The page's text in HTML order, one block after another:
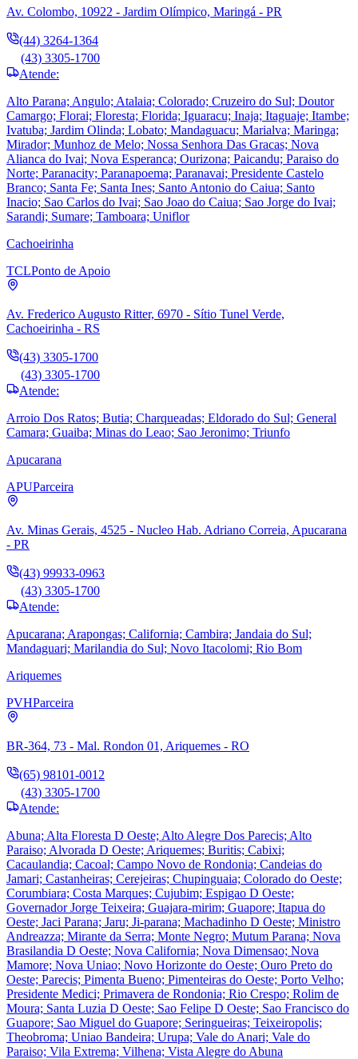
Av. Colombo, 10922 - Jardim Olímpico, Maringá - PR
(44) 3264-1364
(43) 3305-1700
Atende:
Alto Parana; Angulo; Atalaia; Colorado; Cruzeiro do Sul; Doutor
Camargo; Florai; Floresta; Florida; Iguaracu; Inaja; Itaguaje; Itambe;
Ivatuba; Jardim Olinda; Lobato; Mandaguacu; Marialva; Maringa;
Mirador; Munhoz de Melo; Nossa Senhora Das Gracas; Nova
Alianca do Ivai; Nova Esperanca; Ourizona; Paicandu; Paraiso do
Norte; Paranacity; Paranapoema; Paranavai; Presidente Castelo
Branco; Santa Fe; Santa Ines; Santo Antonio do Caiua; Santo
Inacio; Sao Carlos do Ivai; Sao Joao do Caiua; Sao Jorge do Ivai;
Sarandi; Sumare; Tamboara; Uniflor
Cachoeirinha
TCLPonto de Apoio
Av. Frederico Augusto Ritter, 6970 - Sítio Tunel Verde,
Cachoeirinha - RS
(43) 3305-1700
(43) 3305-1700
Atende:
Arroio Dos Ratos; Butia; Charqueadas; Eldorado do Sul; General
Camara; Guaiba; Minas do Leao; Sao Jeronimo; Triunfo
Apucarana
APUParceira
Av. Minas Gerais, 4525 - Nucleo Hab. Adriano Correia, Apucarana
- PR
(43) 99933-0963
(43) 3305-1700
Atende:
Apucarana; Arapongas; California; Cambira; Jandaia do Sul;
Mandaguari; Marilandia do Sul; Novo Itacolomi; Rio Bom
Ariquemes
PVHParceira
BR-364, 73 - Mal. Rondon 01, Ariquemes - RO
(65) 98101-0012
(43) 3305-1700
Atende:
Abuna; Alta Floresta D Oeste; Alto Alegre Dos Parecis; Alto
Paraiso; Alvorada D Oeste; Ariquemes; Buritis; Cabixi;
Cacaulandia; Cacoal; Campo Novo de Rondonia; Candeias do
Jamari; Castanheiras; Cerejeiras; Chupinguaia; Colorado do Oeste;
Corumbiara; Costa Marques; Cujubim; Espigao D Oeste;
Governador Jorge Teixeira; Guajara-mirim; Guapore; Itapua do
Oeste; Jaci Parana; Jaru; Ji-parana; Machadinho D Oeste; Ministro
Andreazza; Mirante da Serra; Monte Negro; Mutum Parana; Nova
Brasilandia D Oeste; Nova California; Nova Dimensao; Nova
Mamore; Nova Uniao; Novo Horizonte do Oeste; Ouro Preto do
Oeste; Parecis; Pimenta Bueno; Pimenteiras do Oeste; Porto Velho;
Presidente Medici; Primavera de Rondonia; Rio Crespo; Rolim de
Moura; Santa Luzia D Oeste; Sao Felipe D Oeste; Sao Francisco do
Guapore; Sao Miguel do Guapore; Seringueiras; Teixeiropolis;
Theobroma; Uniao Bandeira; Urupa; Vale do Anari; Vale do
Paraiso; Vila Extrema; Vilhena; Vista Alegre do Abuna